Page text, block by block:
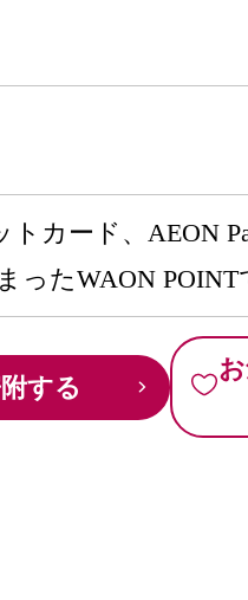
トカード、AEON
ったWAON POINT
する